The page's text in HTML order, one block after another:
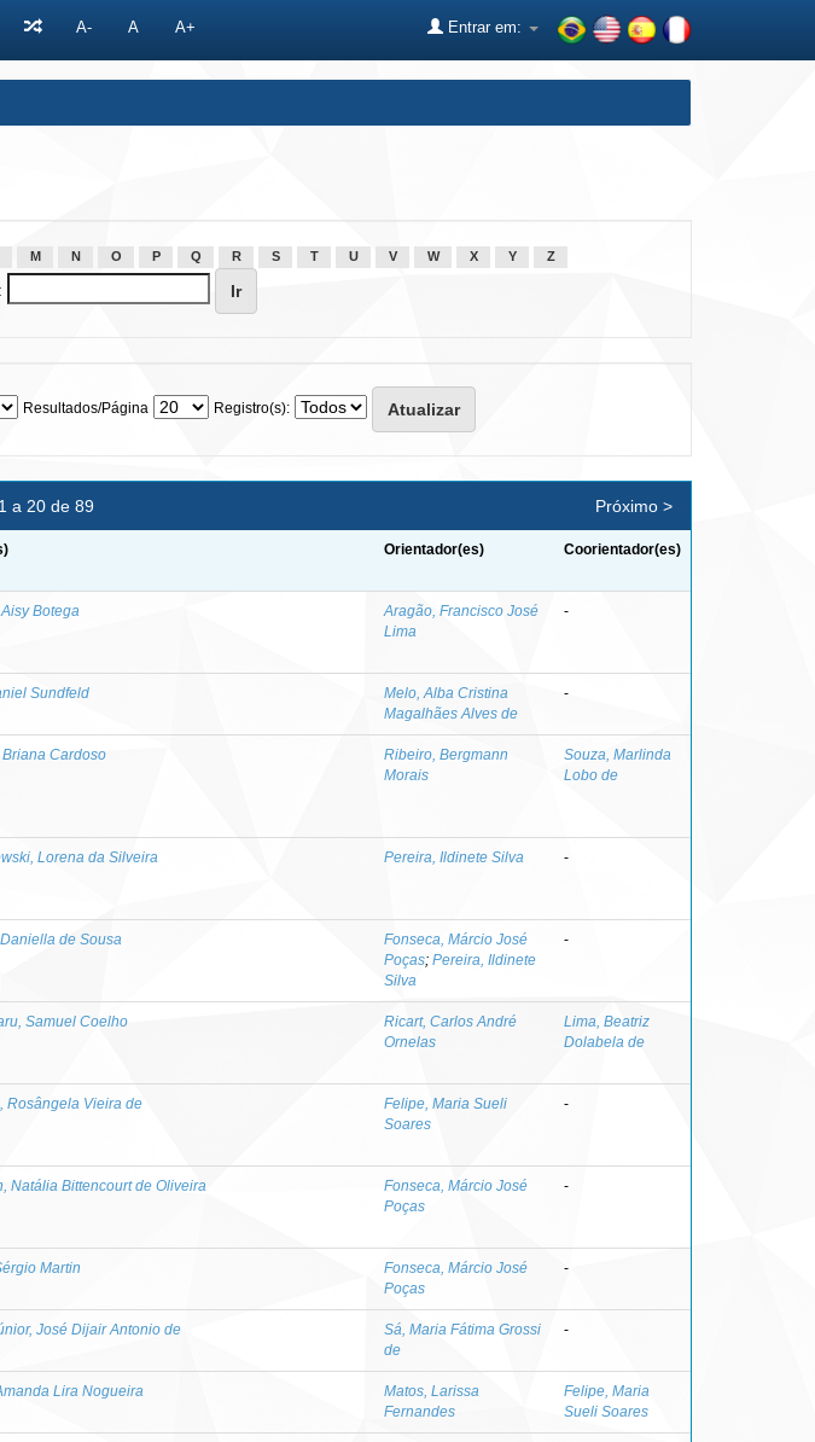
A- A A+ Entrar em:
M N O P Q R S T U V W X Y Z
Resultados/Página Registro(s):
a 20 de 89 Próximo >
Orientador(es) Coorientador(es)
Botega
Aragão, Francisco José
Lima
-
Sundfeld
Melo, Alba Cristina
Magalhães Alves de
-
Cardoso
Ribeiro, Bergmann
Morais
Souza, Marlinda
Lobo de
Lorena da Silveira Pereira, Ildinete Silva -
de Sousa
Fonseca, Márcio José
Poças; Pereira, Ildinete
Silva
-
Samuel Coelho
Ricart, Carlos André
Ornelas
Lima, Beatriz
Dolabela de
Rosângela Vieira de
Felipe, Maria Sueli
Soares
-
Natália Bittencourt de Oliveira
Fonseca, Márcio José
Poças
-
Martin
Fonseca, Márcio José
Poças
-
José Dijair Antonio de
Sá, Maria Fátima Grossi
de
-
Lira Nogueira
Matos, Larissa
Fernandes
Felipe, Maria
Sueli Soares